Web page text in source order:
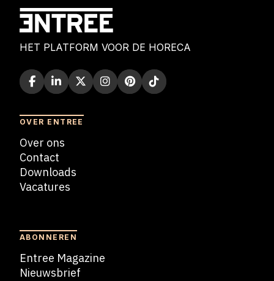
HET PLATFORM VOOR DE HORECA
OVER ENTREE
Over ons
Contact
Downloads
Vacatures
ABONNEREN
Entree Magazine
Nieuwsbrief